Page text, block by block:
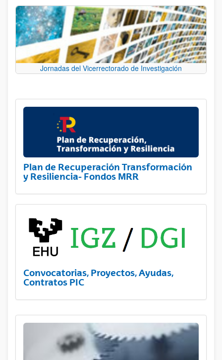
Jornadas del Vicerrectorado de Investigación
Plan de Recuperación Transformación
y Resiliencia- Fondos MRR
Convocatorias, Proyectos, Ayudas,
Contratos PIC